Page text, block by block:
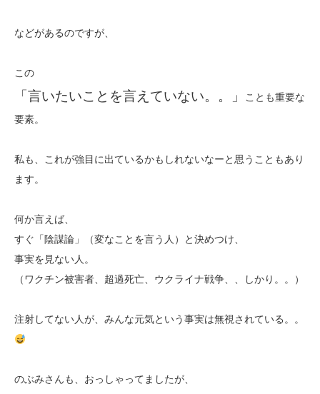
などがあるのですが、
この
「言いたいことを言えていない。。」
ことも重要な
要素。
私も、これが強目に出ているかもしれないなーと思うこともあり
ます。
何か言えば、
すぐ「陰謀論」（変なことを言う人）と決めつけ、
事実を見ない人。
（ワクチン被害者、超過死亡、ウクライナ戦争、、しかり。。）
注射してない人が、みんな元気という事実は無視されている。。
のぶみさんも、おっしゃってましたが、